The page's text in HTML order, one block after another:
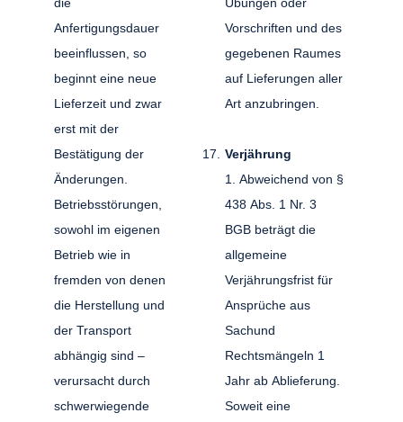
Anfertigungsdauer
beeinflussen, so
beginnt eine neue
Lieferzeit und zwar
erst mit der
Bestätigung der
Änderungen.
Betriebsstörungen,
sowohl im eigenen
Betrieb wie in
fremden von denen
die Herstellung und
der Transport
abhängig sind –
verursacht durch
schwerwiegende
Vorschriften und des
gegebenen Raumes
auf Lieferungen aller
Art anzubringen.
Verjährung
1. Abweichend von §
438 Abs. 1 Nr. 3
BGB beträgt die
allgemeine
Verjährungsfrist für
Ansprüche aus
Sachund
Rechtsmängeln 1
Jahr ab Ablieferung.
Soweit eine